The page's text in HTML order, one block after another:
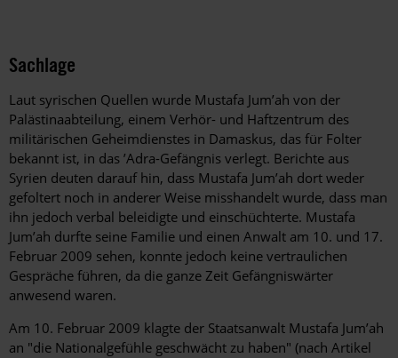
Sachlage
Laut syrischen Quellen wurde Mustafa Jum’ah von der
Palästinaabteilung, einem Verhör- und Haftzentrum des
militärischen Geheimdienstes in Damaskus, das für Folter
bekannt ist, in das ’Adra-Gefängnis verlegt. Berichte aus
Syrien deuten darauf hin, dass Mustafa Jum’ah dort weder
gefoltert noch in anderer Weise misshandelt wurde, dass man
ihn jedoch verbal beleidigte und einschüchterte. Mustafa
Jum’ah durfte seine Familie und einen Anwalt am 10. und 17.
Februar 2009 sehen, konnte jedoch keine vertraulichen
Gespräche führen, da die ganze Zeit Gefängniswärter
anwesend waren.
Am 10. Februar 2009 klagte der Staatsanwalt Mustafa Jum’ah
an "die Nationalgefühle geschwächt zu haben" (nach Artikel